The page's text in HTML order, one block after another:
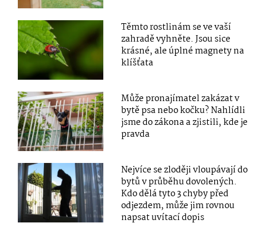
Těmto rostlinám se ve vaší
zahradě vyhněte. Jsou sice
krásné, ale úplné magnety na
klíšťata
Může pronajímatel zakázat v
bytě psa nebo kočku? Nahlídli
jsme do zákona a zjistili, kde je
pravda
Nejvíce se zloději vloupávají do
bytů v průběhu dovolených.
Kdo dělá tyto 3 chyby před
odjezdem, může jim rovnou
napsat uvítací dopis